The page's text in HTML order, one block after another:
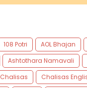
108 Potri AOL Bhajan
Ashtothara Namavali
Chalisas
Chalisas